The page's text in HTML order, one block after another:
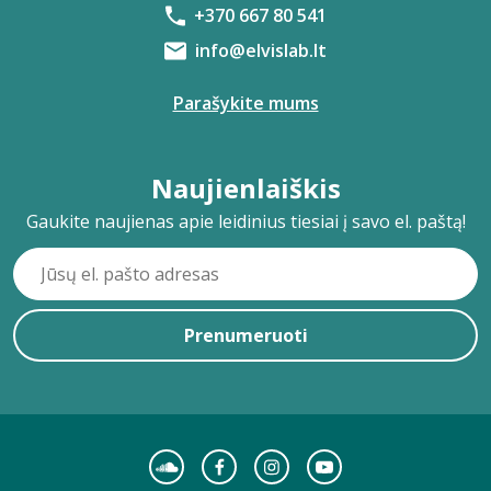
+370 667 80 541
info@elvislab.lt
Parašykite mums
Naujienlaiškis
Gaukite naujienas apie leidinius tiesiai į savo el. paštą!
Prenumeruoti